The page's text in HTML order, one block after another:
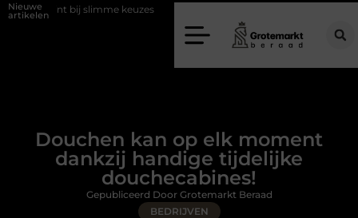
Nieuwe
artikelenkeuzes Waarom kiezen voor een rijschool in Utrecht?
Douchen kan op elk moment
dankzij handige tijdelijke
douchecabines!
BEDRIJVEN
Gepubliceerd Door Grotemarkt Beraad